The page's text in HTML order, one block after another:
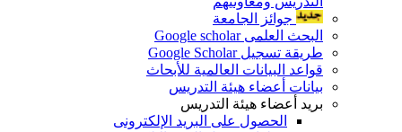
جوائز الجامعة
البحث العلمى Google scholar
طريقة تسجيل Google Scholar
قواعد البيانات العالمية للأبحاث
بيانات أعضاء هيئة التدريس
بريد أعضاء هيئة التدريس
الحصول على البريد الإلكترونى